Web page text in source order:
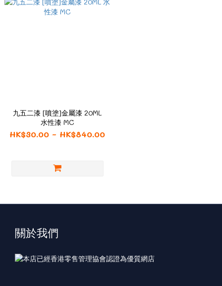
九五二漆 [噴塗]金屬漆 20ML
水性漆 MC
HK$30.00 ~ HK$840.00
關於我們